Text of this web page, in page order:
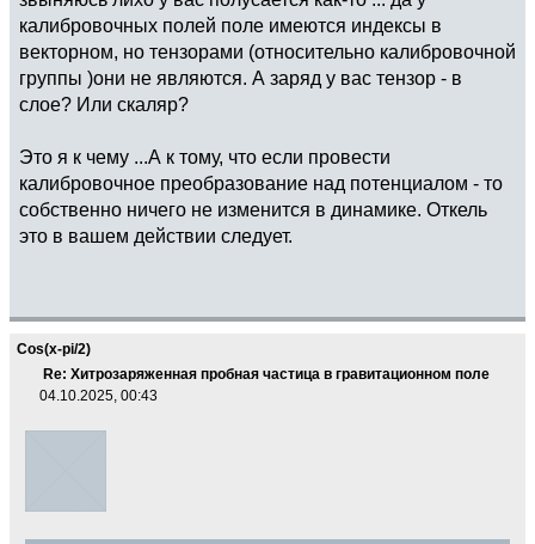
калибровочных полей поле имеются индексы в
векторном, но тензорами (относительно калибровочной
группы )они не являются. А заряд у вас тензор - в
слое? Или скаляр?
Это я к чему ...А к тому, что если провести
калибровочное преобразование над потенциалом - то
собственно ничего не изменится в динамике. Откель
это в вашем действии следует.
Cos(x-pi/2)
Re: Хитрозаряженная пробная частица в гравитационном поле
04.10.2025, 00:43